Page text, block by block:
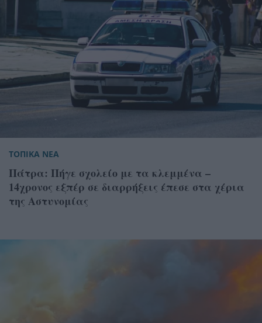
ΤΟΠΙΚΑ ΝΕΑ
Πάτρα: Πήγε σχολείο με τα κλεμμένα –
14χρονος εξπέρ σε διαρρήξεις έπεσε στα χέρια
της Αστυνομίας